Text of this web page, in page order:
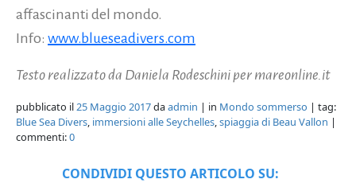
affascinanti del mondo.
Info: www.blueseadivers.com
Testo realizzato da Daniela Rodeschini per mareonline.it
pubblicato il 25 Maggio 2017daadmin | in Mondo sommerso | tag:
Blue Sea Divers immersioni alle Seychelles spiaggia di Beau Vallon |
commenti:0
CONDIVIDI QUESTO ARTICOLO SU: